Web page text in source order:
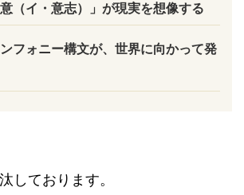
（イ・意志）」が現実を想像する
フォニー構文が、世界に向かって発
しております。